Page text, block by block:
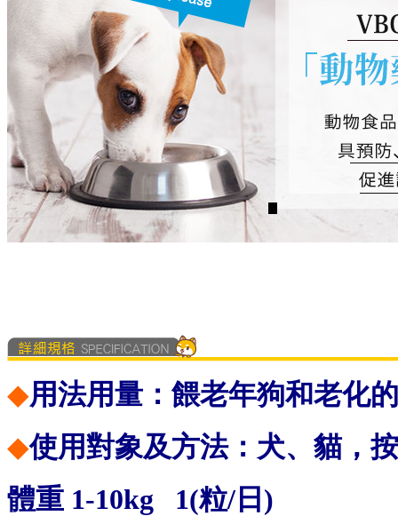
◆用法用量：餵老年狗和老化
◆使用對象及方法：犬、貓，
體重 1-10kg 1(粒/日)